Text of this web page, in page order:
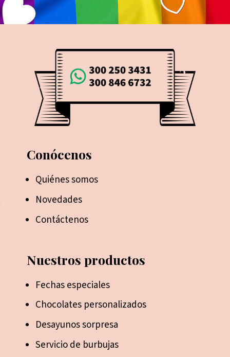
Conócenos
Quiénes somos
Novedades
Contáctenos
Nuestros productos
Fechas especiales
Chocolates personalizados
Desayunos sorpresa
Servicio de burbujas